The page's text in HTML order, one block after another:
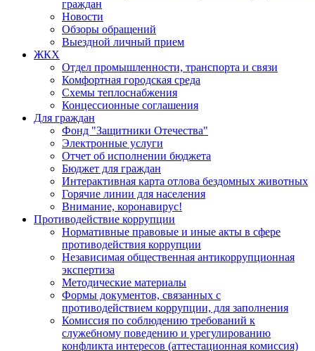
граждан
Новости
Обзоры обращений
Выездной личный прием
ЖКХ
Отдел промышленности, транспорта и связи
Комфортная городская среда
Схемы теплоснабжения
Концессионные соглашения
Для граждан
Фонд "Защитники Отечества"
Электронные услуги
Отчет об исполнении бюджета
Бюджет для граждан
Интерактивная карта отлова бездомных животных
Горячие линии для населения
Внимание, коронавирус!
Противодействие коррупции
Нормативные правовые и иные акты в сфере
противодействия коррупции
Независимая общественная антикоррупционная
экспертиза
Методические материалы
Формы документов, связанных с
противодействием коррупции, для заполнения
Комиссия по соблюдению требований к
служебному поведению и урегулированию
конфликта интересов (аттестационная комиссия)